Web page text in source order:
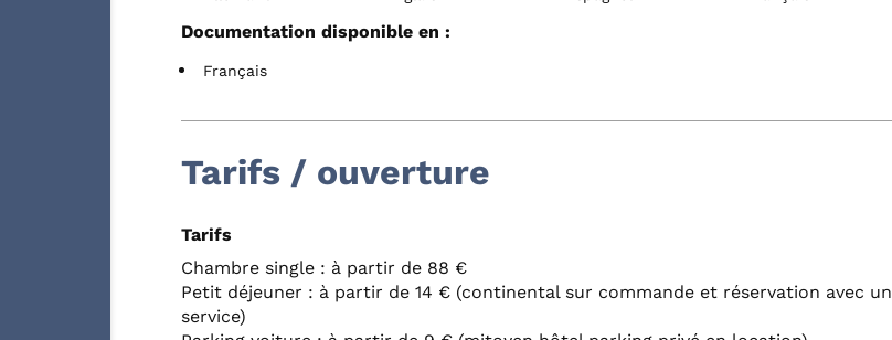
Documentation disponible en :
Français
Tarifs / ouverture
Tarifs
Chambre single : à partir de 88 €
Petit déjeuner : à partir de 14 € (continental sur commande et réservation avec un
service)